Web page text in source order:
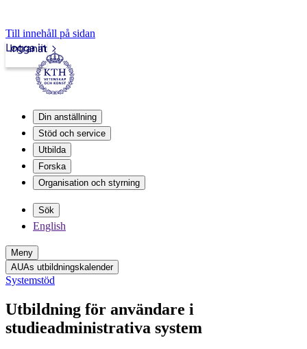
Till innehåll på sidan
Intranät
Logga in
Din anställning
Stöd och service
Utbilda
Forska
Organisation och styrning
Sök
English
Meny
AUAs utbildningskalender
Systemstöd
Utbildning för användare i
studieadministrativa system